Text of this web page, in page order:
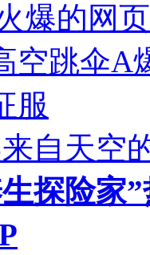
爆的网
空跳伞A
服
自天空
探险家